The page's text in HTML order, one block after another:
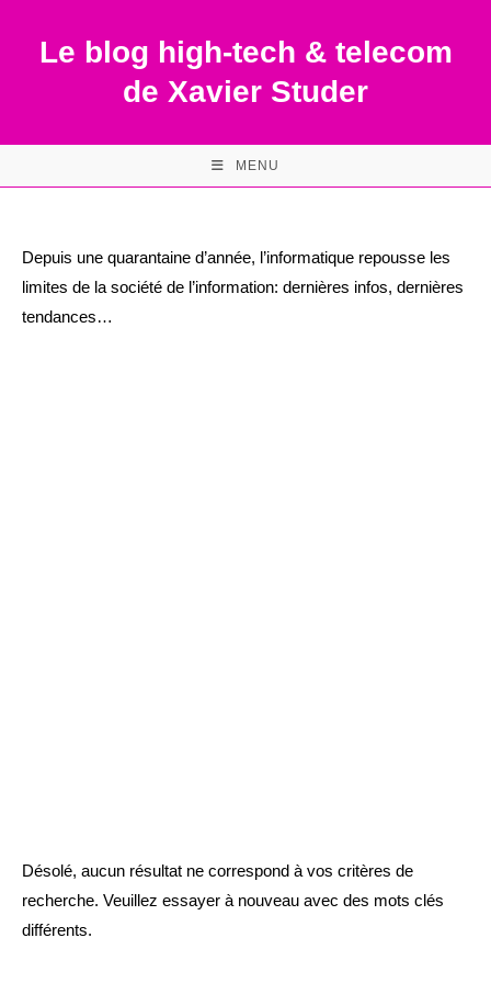
contentLe blog high-tech & telecom
de Xavier Studer
MENU
Depuis une quarantaine d’année, l’informatique repousse les
limites de la société de l’information: dernières infos, dernières
tendances…
Désolé, aucun résultat ne correspond à vos critères de
recherche. Veuillez essayer à nouveau avec des mots clés
différents.